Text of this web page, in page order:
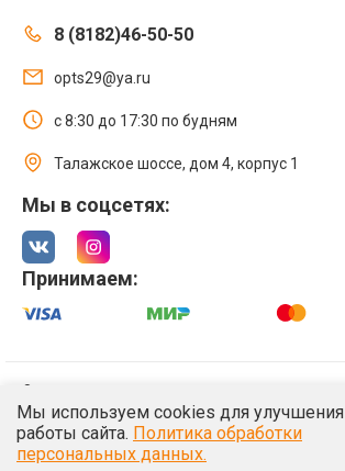
8 (8182)46-50-50
opts29@ya.ru
с 8:30 до 17:30 по будням
Талажское шоссе, дом 4, корпус 1
Мы в соцсетях:
Принимаем:
Политика обработки персональных данных
/**/
Мы используем cookies для улучшения
работы сайта. Политика обработки
персональных данных.